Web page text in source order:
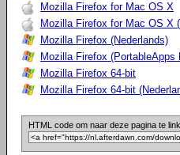
Mozilla Firefox for Mac OS X
Mozilla Firefox for Mac OS X
Mozilla Firefox (Nederlands)
Mozilla Firefox (PortableApps
Mozilla Firefox 64-bit
Mozilla Firefox 64-bit
HTML code om naar deze pagina te